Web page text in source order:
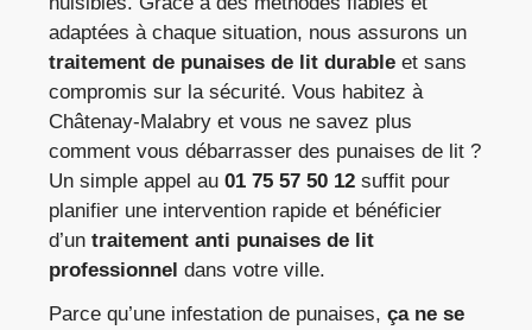
adaptées à chaque situation, nous assurons un
traitement de punaises de lit durable et sans
compromis sur la sécurité. Vous habitez à
Châtenay-Malabry et vous ne savez plus
comment vous débarrasser des punaises de lit ?
Un simple appel au 01 75 57 50 12 suffit pour
planifier une intervention rapide et bénéficier
d’un traitement anti punaises de lit
professionnel dans votre ville.
Parce qu’une infestation de punaises, ça ne se